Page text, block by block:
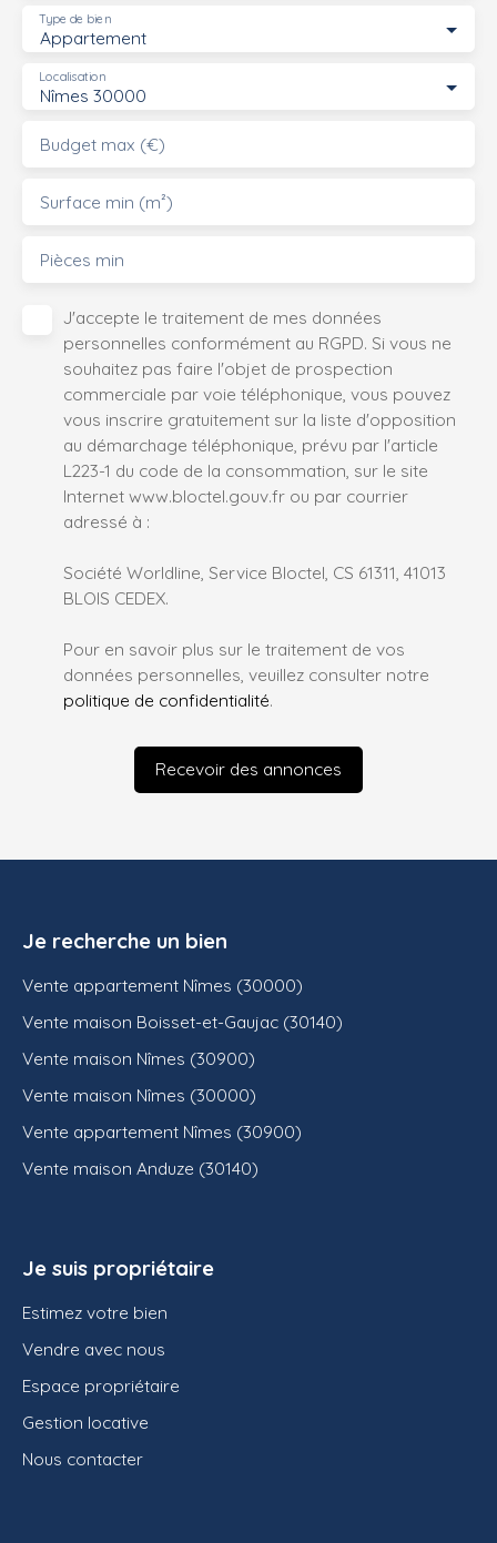
Appartement
Type de bien
Nîmes 30000
Localisation
Budget max (€)
Surface min (m²)
Pièces min
J'accepte le traitement de mes données
personnelles conformément au RGPD. Si vous ne
souhaitez pas faire l'objet de prospection
commerciale par voie téléphonique, vous pouvez
vous inscrire gratuitement sur la liste d'opposition
au démarchage téléphonique, prévu par l'article
L223-1 du code de la consommation, sur le site
Internet www.bloctel.gouv.fr ou par courrier
adressé à :
Société Worldline, Service Bloctel, CS 61311, 41013
BLOIS CEDEX.
Pour en savoir plus sur le traitement de vos
données personnelles, veuillez consulter notre
politique de confidentialité.
Recevoir des annonces
Je recherche un bien
Vente appartement Nîmes (30000)
Vente maison Boisset-et-Gaujac (30140)
Vente maison Nîmes (30900)
Vente maison Nîmes (30000)
Vente appartement Nîmes (30900)
Vente maison Anduze (30140)
Je suis propriétaire
Estimez votre bien
Vendre avec nous
Espace propriétaire
Gestion locative
Nous contacter